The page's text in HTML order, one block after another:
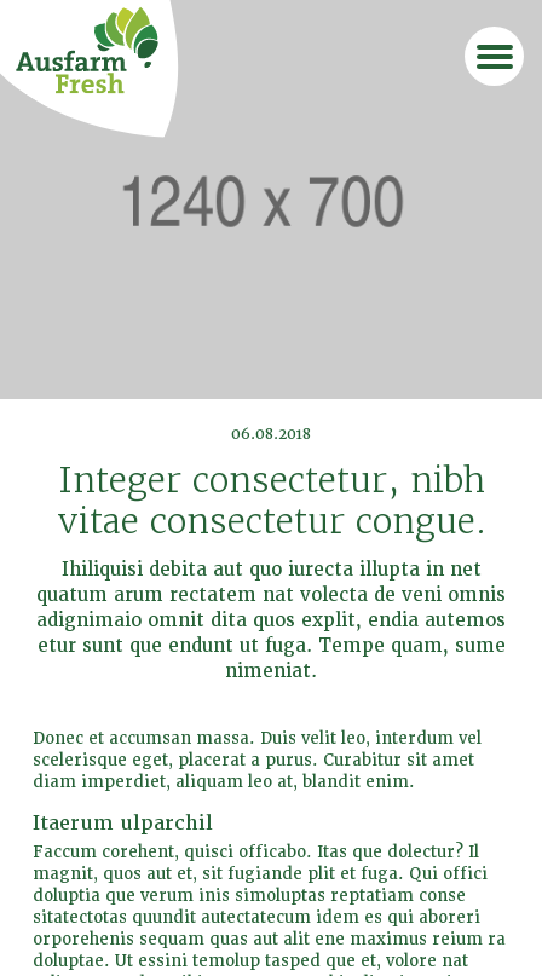
06.08.2018
Integer consectetur, nibh
vitae consectetur congue.
Ihiliquisi debita aut quo iurecta illupta in net
quatum arum rectatem nat volecta de veni omnis
adignimaio omnit dita quos explit, endia autemos
etur sunt que endunt ut fuga. Tempe quam, sume
nimeniat.
Donec et accumsan massa. Duis velit leo, interdum vel
scelerisque eget, placerat a purus. Curabitur sit amet
diam imperdiet, aliquam leo at, blandit enim.
Itaerum ulparchil
Faccum corehent, quisci officabo. Itas que dolectur? Il
magnit, quos aut et, sit fugiande plit et fuga. Qui offici
doluptia que verum inis simoluptas reptatiam conse
sitatectotas quundit autectatecum idem es qui aboreri
orporehenis sequam quas aut alit ene maximus reium ra
doluptae. Ut essini temolup tasped que et, volore nat